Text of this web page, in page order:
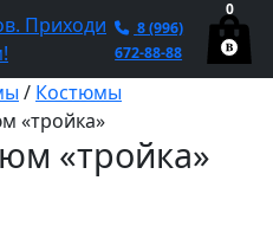
8 (996)
672-88-88
0
/ Костюмы
«тройка»
«тройка»